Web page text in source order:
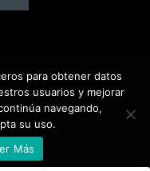
reservados. Rafael
para obtener datos
usuarios y mejorar
navegando,
su uso.
Más